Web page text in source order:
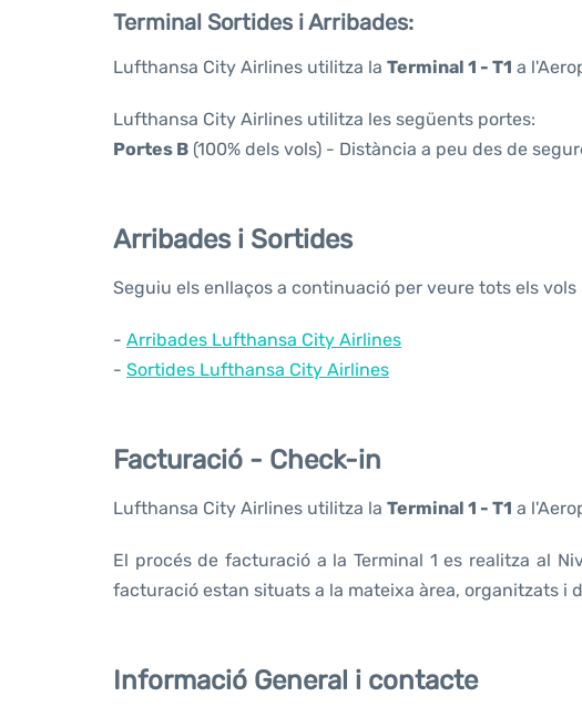
Terminal Sortides i Arribades:
Lufthansa City Airlines utilitza la Terminal 1 - T1 a
Lufthansa City Airlines utilitza les següents portes:
Portes B (100% dels vols) - Distància a peu des de
Arribades i Sortides
Seguiu els enllaços a continuació per veure tots els
- Arribades Lufthansa City Airlines
- Sortides Lufthansa City Airlines
Facturació - Check-in
Lufthansa City Airlines utilitza la Terminal 1 - T1 a
El procés de facturació a la Terminal 1 es realitza al
facturació estan situats a la mateixa àrea, organitzats i
Informació General i contacte